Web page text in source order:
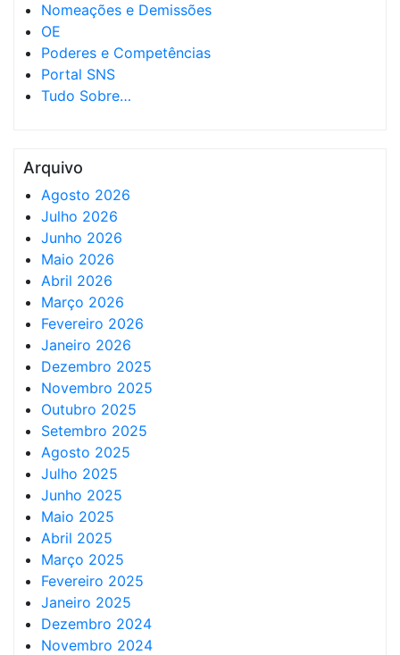
Nomeações e Demissões
OE
Poderes e Competências
Portal SNS
Tudo Sobre…
Arquivo
Agosto 2026
Julho 2026
Junho 2026
Maio 2026
Abril 2026
Março 2026
Fevereiro 2026
Janeiro 2026
Dezembro 2025
Novembro 2025
Outubro 2025
Setembro 2025
Agosto 2025
Julho 2025
Junho 2025
Maio 2025
Abril 2025
Março 2025
Fevereiro 2025
Janeiro 2025
Dezembro 2024
Novembro 2024